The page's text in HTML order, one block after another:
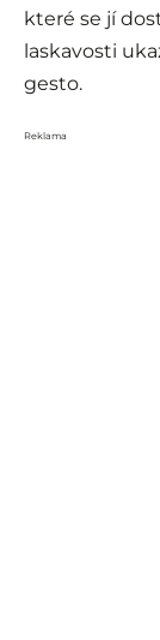
které se jí
laskavosti
gesto.
Reklama